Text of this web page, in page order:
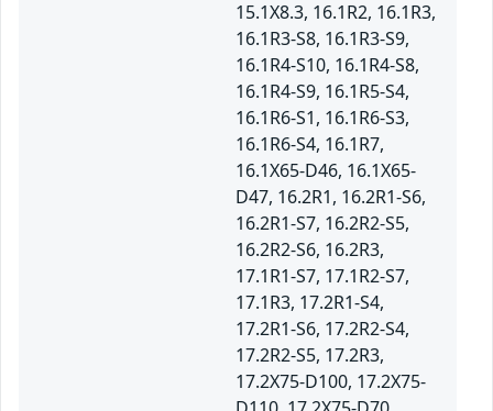
15.1X8.3, 16.1R2, 16.1R3,
16.1R3-S8, 16.1R3-S9,
16.1R4-S10, 16.1R4-S8,
16.1R4-S9, 16.1R5-S4,
16.1R6-S1, 16.1R6-S3,
16.1R6-S4, 16.1R7,
16.1X65-D46, 16.1X65-
D47, 16.2R1, 16.2R1-S6,
16.2R1-S7, 16.2R2-S5,
16.2R2-S6, 16.2R3,
17.1R1-S7, 17.1R2-S7,
17.1R3, 17.2R1-S4,
17.2R1-S6, 17.2R2-S4,
17.2R2-S5, 17.2R3,
17.2X75-D100, 17.2X75-